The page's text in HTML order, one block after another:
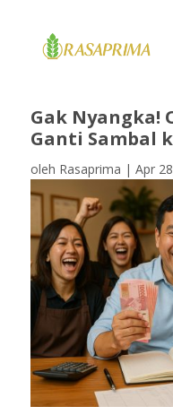
Gak Nyangka!
Ganti Sambal
oleh Rasaprima | Apr